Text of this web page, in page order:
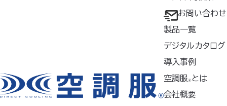
お問い合わせ
製品一覧
デジタルカタログ
導入事例
空調服🄬 とは
会社概要